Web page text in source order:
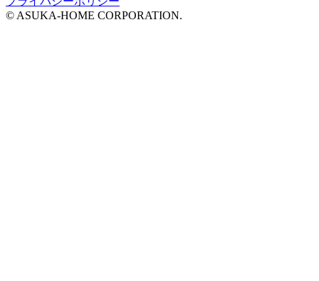
© ASUKA-HOME CORPORATION.